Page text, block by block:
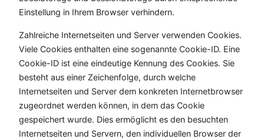
Einstellung in Ihrem Browser verhindern.
Zahlreiche Internetseiten und Server verwenden Cookies.
Viele Cookies enthalten eine sogenannte Cookie-ID. Eine
Cookie-ID ist eine eindeutige Kennung des Cookies. Sie
besteht aus einer Zeichenfolge, durch welche
Internetseiten und Server dem konkreten Internetbrowser
zugeordnet werden können, in dem das Cookie
gespeichert wurde. Dies ermöglicht es den besuchten
Internetseiten und Servern, den individuellen Browser der